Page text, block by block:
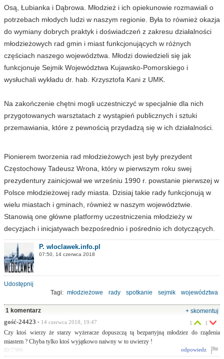
Osą, Łubianka i Dąbrowa. Młodzież i ich opiekunowie rozmawiali o
potrzebach młodych ludzi w naszym regionie. Była to również okazja
do wymiany dobrych praktyk i doświadczeń z zakresu działalności
młodzieżowych rad gmin i miast funkcjonujących w różnych
częściach naszego województwa. Młodzi dowiedzieli się jak
funkcjonuje Sejmik Województwa Kujawsko-Pomorskiego i
wysłuchali wykładu dr. hab. Krzysztofa Kani z UMK.
Na zakończenie chętni mogli uczestniczyć w specjalnie dla nich
przygotowanych warsztatach z wystąpień publicznych i sztuki
przemawiania, które z pewnością przydadzą się w ich działalności.
Pionierem tworzenia rad młodzieżowych jest były prezydent
Częstochowy Tadeusz Wrona, który w pierwszym roku swej
prezydentury zainicjował we wrześniu 1990 r. powstanie pierwszej w
Polsce młodzieżowej rady miasta. Dzisiaj takie rady funkcjonują w
wielu miastach i gminach, również w naszym województwie.
Stanowią one główne platformy uczestniczenia młodzieży w
decyzjach i inicjatywach bezpośrednio i pośrednio ich dotyczących.
P. wloclawek.info.pl
07:50, 14 czerwca 2018
Udostępnij
Tagi: młodzieżowe rady spotkanie sejmik
województwa
Urząd Marszałkowski
1 komentarz
+ skomentuj
gość-24423 • 14 czerwca 2018, 19:47
Czy ktoś wierzy że starzy wyżeracze dopuszczą tą bezpartyjną młodziez do rządenia
miastem ? Chyba tylko ktoś wyjątkowo naiwny w to uwierzy !
1 1
odpowiedz
ID:77896